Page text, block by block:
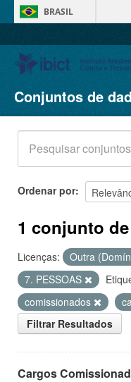
BRASIL
Conjuntos de dados
Organizações
Grupos
Sobre
Conjuntos de
Ordenar por
1 conjunto
Licenças: Outra
7. PESSOAS
comissionados
Filtrar Resultados
Cargos